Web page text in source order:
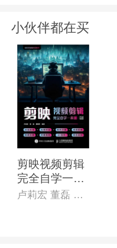
小伙伴都在买
剪映视频剪辑
完全自学一本
通
卢莉宏 董磊 唐增煦 编著